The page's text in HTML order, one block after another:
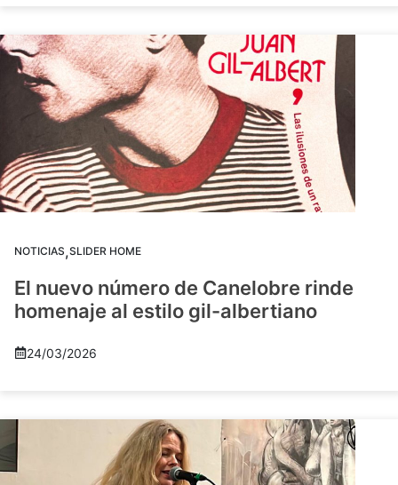
NOTICIAS,SLIDER HOME
El nuevo número de Canelobre rinde
homenaje al estilo gil-albertiano
24/03/2026